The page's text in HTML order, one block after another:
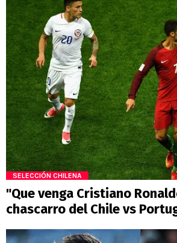
SELECCIÓN CHILENA
"Que venga Cristiano
chascarro del Chile vs